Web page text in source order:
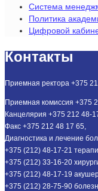
Система
Политика
Цифровой
Контакты
Приемная ректора +375
Приемная комиссия +375
Канцелярия +375 212 48-
Факс +375 212 48 17 65,
Диагностика и лечение
+375 (212) 48-17-21
+375 (212) 33-16-20
+375 (212) 48-17-19
+375 (212) 28-75-90